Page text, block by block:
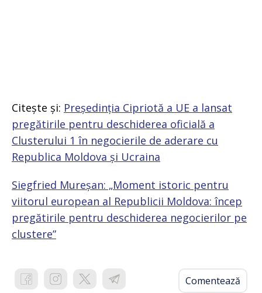
Citește și: Președinția Cipriotă a UE a lansat
pregătirile pentru deschiderea oficială a
Clusterului 1 în negocierile de aderare cu
Republica Moldova și Ucraina
Siegfried Mureșan: „Moment istoric pentru
viitorul european al Republicii Moldova: încep
pregătirile pentru deschiderea negocierilor pe
clustere”
Comentează